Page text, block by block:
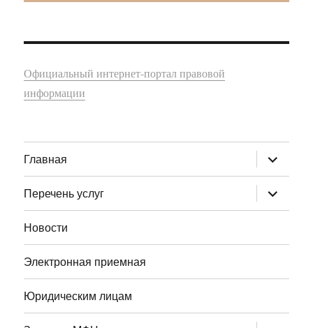
Официальный интернет-портал правовой
информации
Главная раскрыть
дочернее
меню
Перечень услуг
раскрыть
дочернее
меню
Новости
Электронная приемная
Юридическим лицам